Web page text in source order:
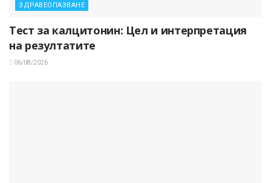
ЗДРАВЕОПАЗВАНЕ
Тест за калцитонин: Цел и интерпретация
на резултатите
06/08/2026